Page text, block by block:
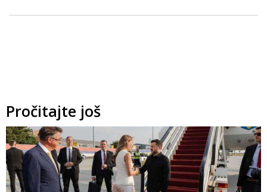
Pročitajte još